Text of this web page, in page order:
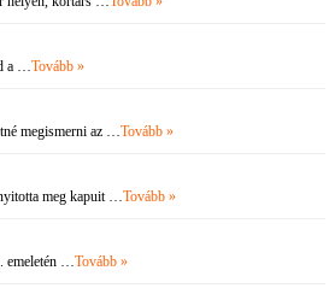
a …Tovább »
megismerni az …Tovább »
meg kapuit …Tovább »
emeletén …Tovább »